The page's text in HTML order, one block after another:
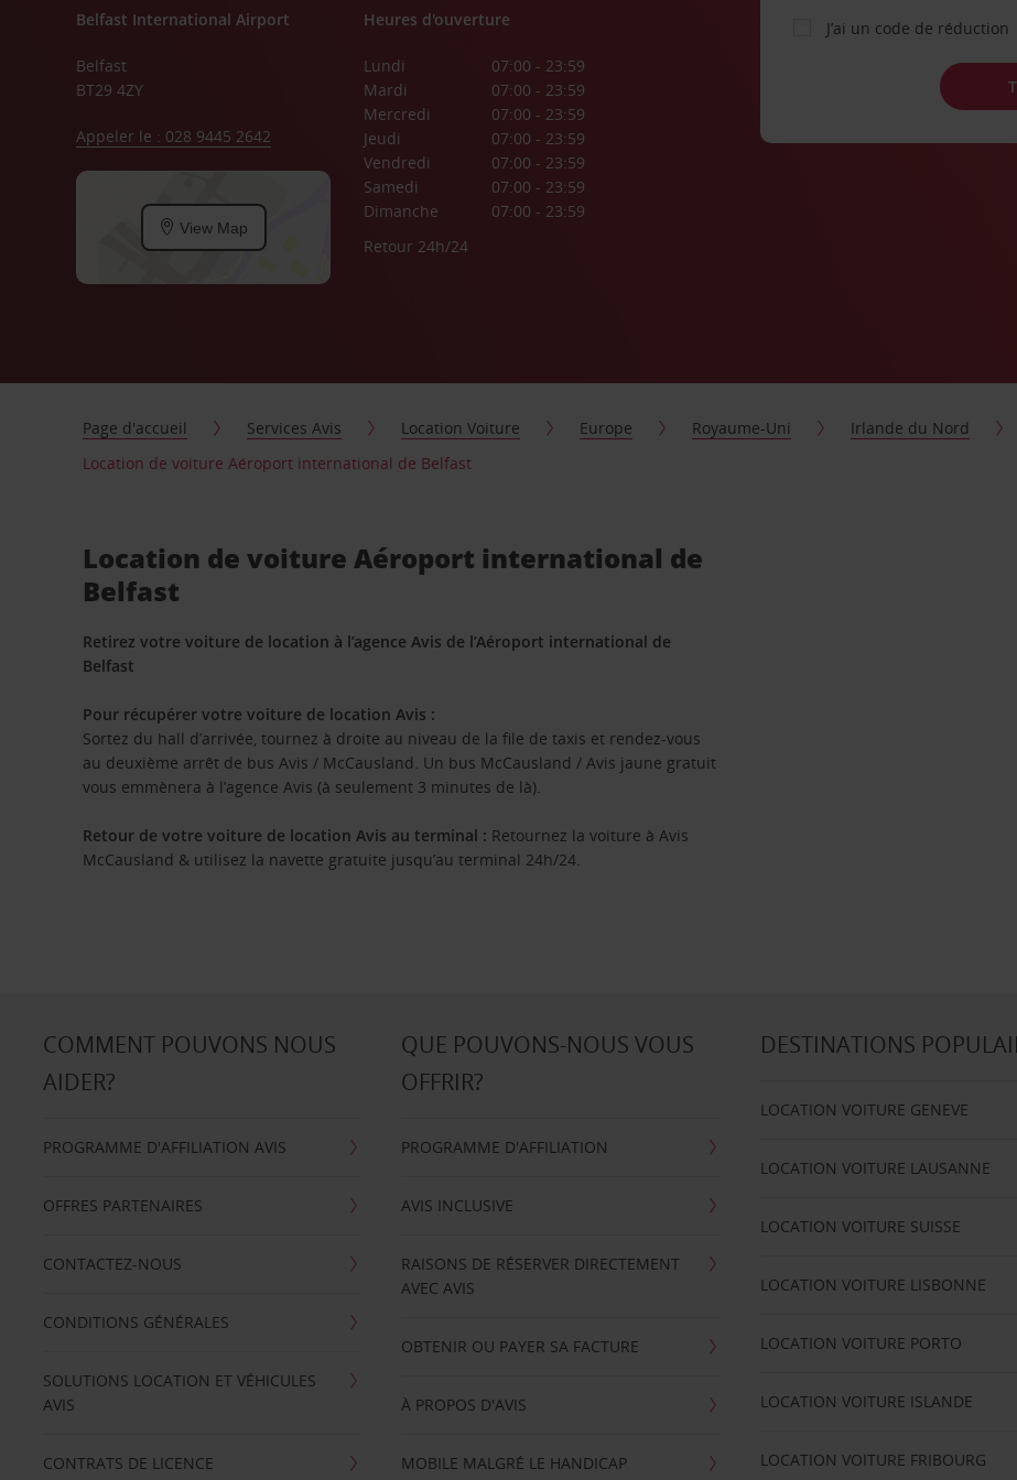
Belfast International Airport
Belfast
BT29 4ZY
Appeler le : 028 9445 2642
View Map
Heures d'ouverture
Lundi
07:00 - 23:59
Mardi
07:00 - 23:59
Mercredi
07:00 - 23:59
Jeudi
07:00 - 23:59
Vendredi
07:00 - 23:59
Samedi
07:00 - 23:59
Dimanche
07:00 - 23:59
Retour 24h/24
J’ai un code de réduction
Page d'accueil Services Avis Location Voiture Europe Royaume-Uni Irlande du Nord
Location de voiture Aéroport international de Belfast
Location de voiture Aéroport international de
Belfast
Retirez votre voiture de location à l’agence Avis de l’Aéroport international de
Belfast
Pour récupérer votre voiture de location Avis :
Sortez du hall d’arrivée, tournez à droite au niveau de la file de taxis et rendez-vous
au deuxième arrêt de bus Avis / McCausland. Un bus McCausland / Avis jaune gratuit
vous emmènera à l’agence Avis (à seulement 3 minutes de là).
Retour de votre voiture de location Avis au terminal : Retournez la voiture à Avis
McCausland & utilisez la navette gratuite jusqu’au terminal 24h/24.
COMMENT POUVONS NOUS
AIDER?
PROGRAMME D'AFFILIATION AVIS
OFFRES PARTENAIRES
CONTACTEZ-NOUS
CONDITIONS GÉNÉRALES
SOLUTIONS LOCATION ET VÉHICULES
AVIS
CONTRATS DE LICENCE
QUE POUVONS-NOUS VOUS
OFFRIR?
PROGRAMME D'AFFILIATION
AVIS INCLUSIVE
RAISONS DE RÉSERVER DIRECTEMENT
AVEC AVIS
OBTENIR OU PAYER SA FACTURE
À PROPOS D'AVIS
MOBILE MALGRÉ LE HANDICAP
DESTINATIONS
LOCATION VOITURE GENEVE
LOCATION VOITURE LAUSANNE
LOCATION VOITURE SUISSE
LOCATION VOITURE LISBONNE
LOCATION VOITURE PORTO
LOCATION VOITURE ISLANDE
LOCATION VOITURE FRIBOURG